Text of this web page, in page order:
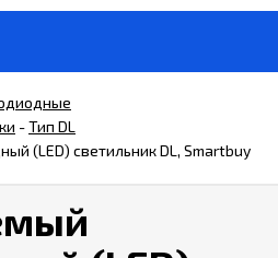
-Тип DL
(LED) светильник DL, Smartbuy